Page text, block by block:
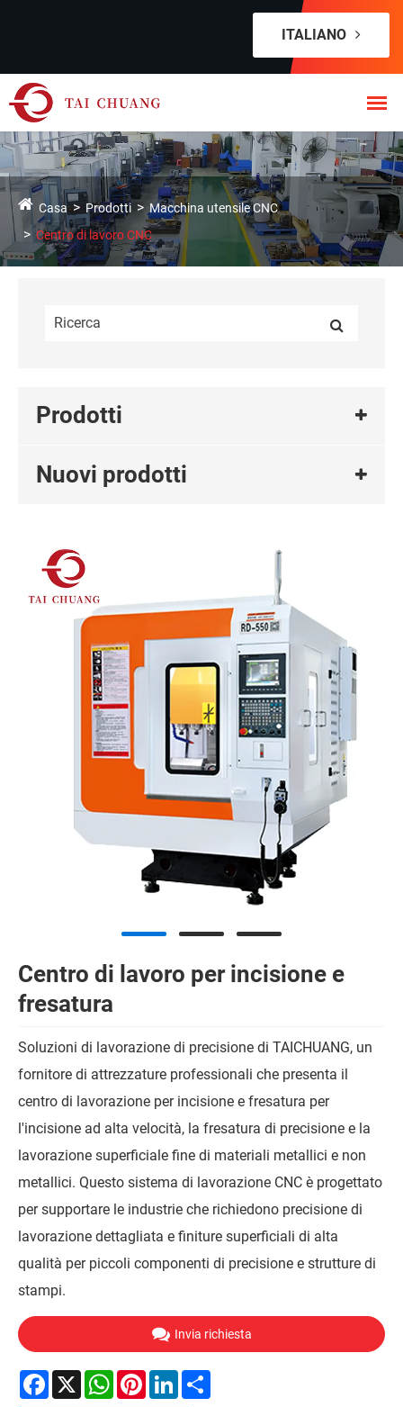
ITALIANO
Casa Prodotti
Macchina utensile CNC
Centro di lavoro CNC
Prodotti
Nuovi prodotti
Centro di lavoro per incisione e
fresatura
Soluzioni di lavorazione di precisione di TAICHUANG, un
fornitore di attrezzature professionali che presenta il
centro di lavorazione per incisione e fresatura per
l'incisione ad alta velocità, la fresatura di precisione e la
lavorazione superficiale fine di materiali metallici e non
metallici. Questo sistema di lavorazione CNC è progettato
per supportare le industrie che richiedono precisione di
lavorazione dettagliata e finiture superficiali di alta
qualità per piccoli componenti di precisione e strutture di
stampi.
Invia richiesta
Facebook
X WhatsApp
PinterestLinkedIn